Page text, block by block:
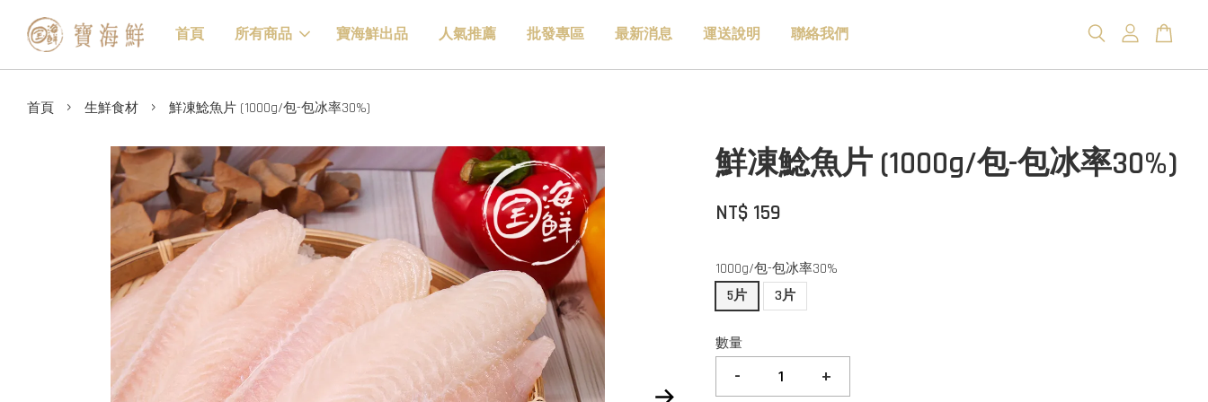
首頁 所有商品 寶海鮮出品 人氣推薦 批發專區 最新消息 運送說明 聯絡我們
首頁 › 生鮮食材 › 鮮凍鯰魚片 (1000g/包-包冰率30%)
鮮凍鯰魚片 (1000g/包-包冰率30%)
NT$ 159
1000g/包-包冰率30%
5片
3片
數量
- +